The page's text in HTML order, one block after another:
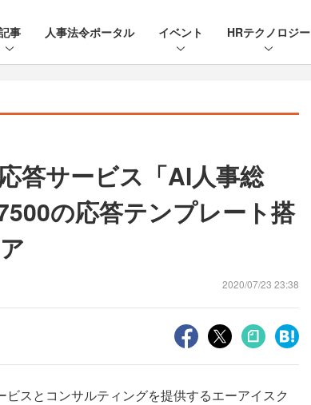
事 人事法令ポータル イベント HRテクノロジー
答サービス「AI人事総
の応答テンプレート搭
2020/07/23 23:38
スとコンサルティングを提供するエーアイスク